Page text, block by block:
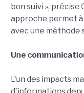
bon suivi », précise
approche permet
avec une méthode
Une
L'un des impacts